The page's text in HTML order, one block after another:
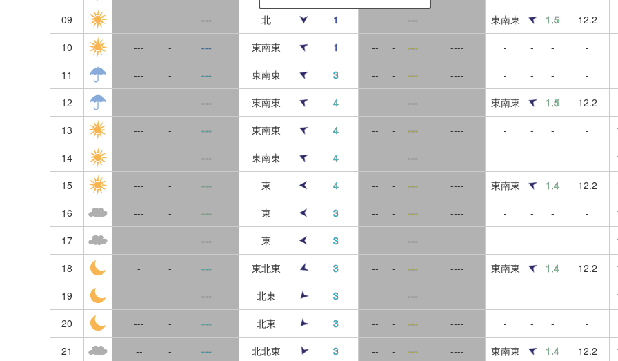
富山
石川
福井
滋賀
京都
大阪
兵庫
和歌山
岡山
広島
島根
09
- - --- 北 1 -- - --- ---- 東南東 1.5 12.2
10
--- - --- 東南東 1 -- - --- ---- - - - -
11
--- - --- 東南東 3 -- - --- ---- - - - -
12
--- - --- 東南東 4 -- - --- ---- 東南東 1.5 12.2
13
--- - --- 東南東 4 -- - --- ---- - - - -
14
--- - --- 東南東 4 -- - --- ---- - - - -
15
--- - --- 東 4 -- - --- ---- 東南東 1.4 12.2
16
--- - --- 東 3 -- - --- ---- - - - -
17
- - --- 東 3 -- - --- ---- - - - -
18
- - --- 東北東 3 -- - --- ---- 東南東 1.4 12.2
19
--- - --- 北東 3 -- - --- ---- - - - -
20
--- - --- 北東 3 -- - --- ---- - - - -
21
-- - --- 北北東 3 -- - --- ---- 東南東 1.4 12.2